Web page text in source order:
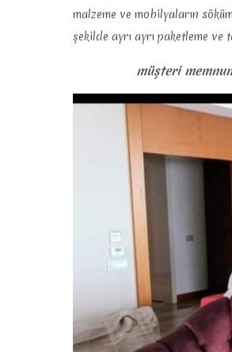
malzeme ve mobilyaların
şekilde ayrı ayrı paketleme ve
müşteri